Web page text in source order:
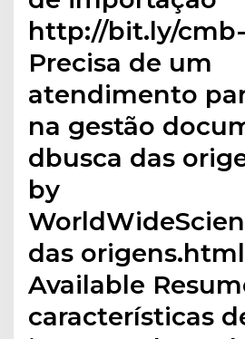
http://bit.ly/
Precisa de um
atendimento
na gestão
dbusca das
by
das
Available
características